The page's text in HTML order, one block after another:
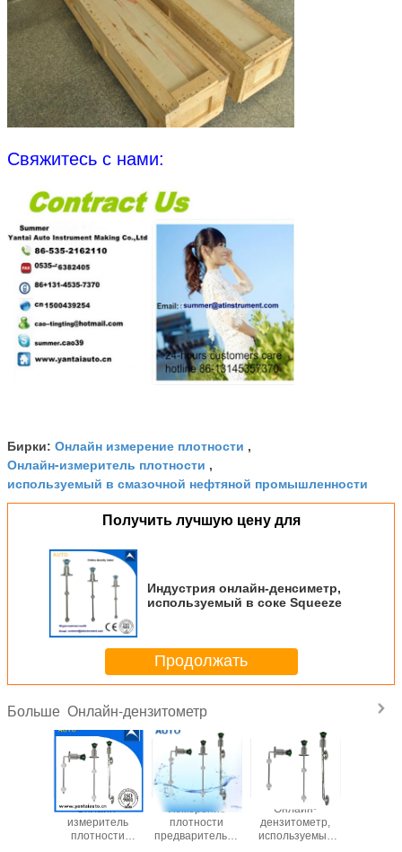
Свяжитесь с нами:
Бирки: Онлайн измерение плотности ,
Онлайн-измеритель плотности ,
используемый в смазочной нефтяной промышленности
Получить лучшую цену для
Индустрия онлайн-денсиметр,
используемый в соке Squeeze
Продолжать
Больше Онлайн-дензитометр
Онлайн-
дензитометр,
используемый
Онлайн-
измеритель
плотности
Онлайн-
измеритель
плотности,
Онлайн-
измеритель
плотности,